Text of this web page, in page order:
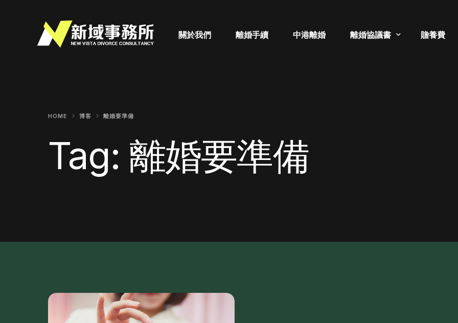
關於我們 離婚手續 中港離婚 離婚協議書 贍養費
HOME 博客 離婚要準備
Tag: 離婚要準備